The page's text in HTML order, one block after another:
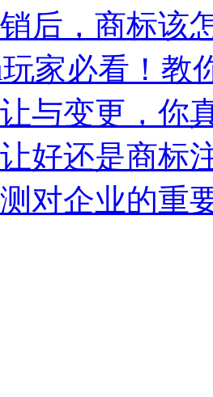
后，商标该
家必看！教
与变更，你
好还是商标
对企业的重